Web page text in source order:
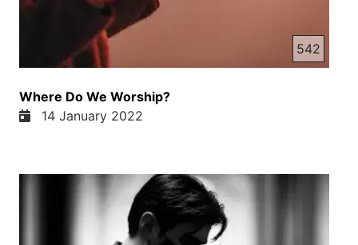
542
Where Do We Worship?
14 January 2022